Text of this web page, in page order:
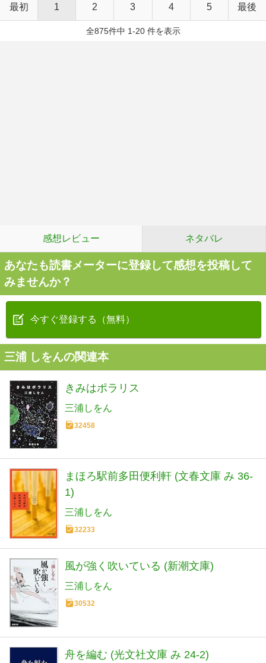
最初 1 2 3 4 5 最後
全875件中 1-20 件を表示
感想レビュー ネタバレ
あなたも読書メーターに登録して感想を投稿して
みませんか？
今すぐ登録する（無料）
三浦 しをんの関連本
きみはポラリス
三浦しをん
32458
まほろ駅前多田便利軒 (文春文庫 み 36-
1)
三浦しをん
32233
風が強く吹いている (新潮文庫)
三浦しをん
30532
舟を編む (光文社文庫 み 24-2)